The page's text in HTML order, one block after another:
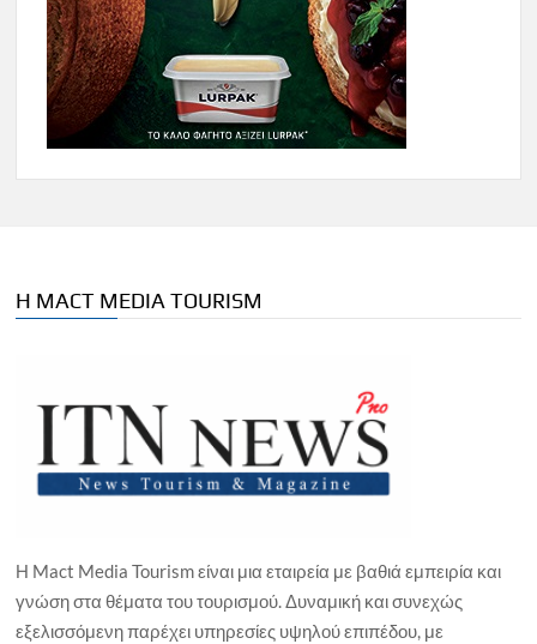
Η MACT MEDIA TOURISM
Η Mact Media Tourism είναι μια εταιρεία με βαθιά εμπειρία και
γνώση στα θέματα του τουρισμού. Δυναμική και συνεχώς
εξελισσόμενη παρέχει υπηρεσίες υψηλού επιπέδου, με